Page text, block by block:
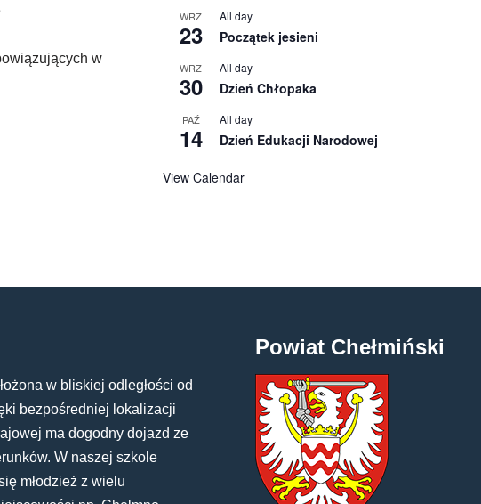
w
WRZ
23
All day
Początek jesieni
WRZ
30
All day
Dzień Chłopaka
PAŹ
14
All day
Dzień Edukacji Narodowej
View Calendar
w bliskiej odległości od
bezpośredniej lokalizacji
ma dogodny dojazd ze
W naszej szkole
młodzież z wielu
Powiat Chełmiński